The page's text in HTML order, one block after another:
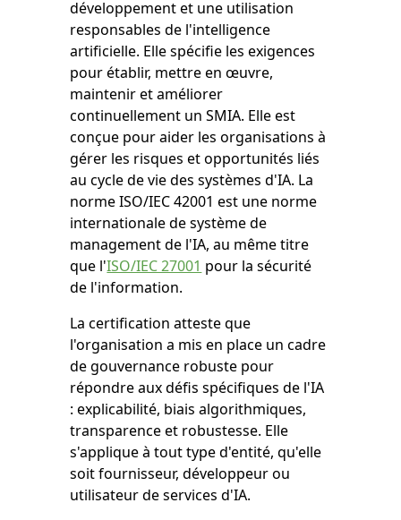
développement et une utilisation
responsables de l'intelligence
artificielle. Elle spécifie les exigences
pour établir, mettre en œuvre,
maintenir et améliorer
continuellement un SMIA. Elle est
conçue pour aider les organisations à
gérer les risques et opportunités liés
au cycle de vie des systèmes d'IA. La
norme ISO/IEC 42001 est une norme
internationale de système de
management de l'IA, au même titre
que l'ISO/IEC 27001 pour la sécurité
de l'information.
La certification atteste que
l'organisation a mis en place un cadre
de gouvernance robuste pour
répondre aux défis spécifiques de l'IA
: explicabilité, biais algorithmiques,
transparence et robustesse. Elle
s'applique à tout type d'entité, qu'elle
soit fournisseur, développeur ou
utilisateur de services d'IA.